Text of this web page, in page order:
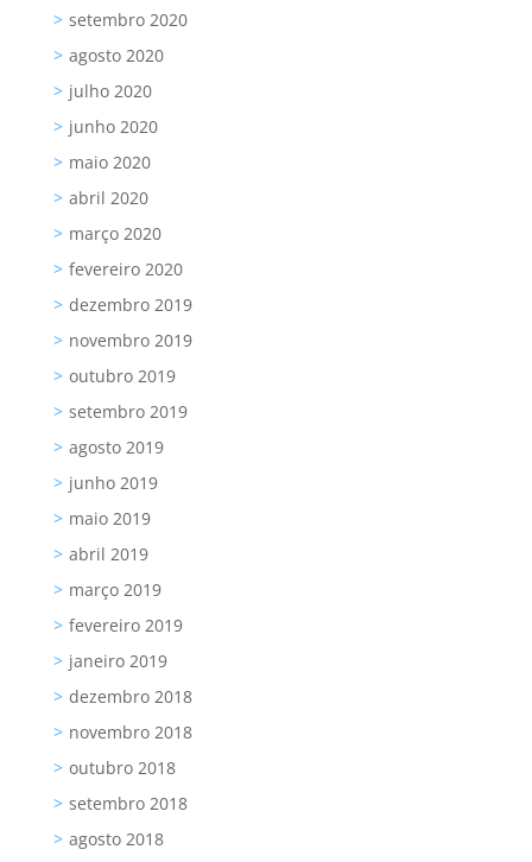
setembro 2020
agosto 2020
julho 2020
junho 2020
maio 2020
abril 2020
março 2020
fevereiro 2020
dezembro 2019
novembro 2019
outubro 2019
setembro 2019
agosto 2019
junho 2019
maio 2019
abril 2019
março 2019
fevereiro 2019
janeiro 2019
dezembro 2018
novembro 2018
outubro 2018
setembro 2018
agosto 2018